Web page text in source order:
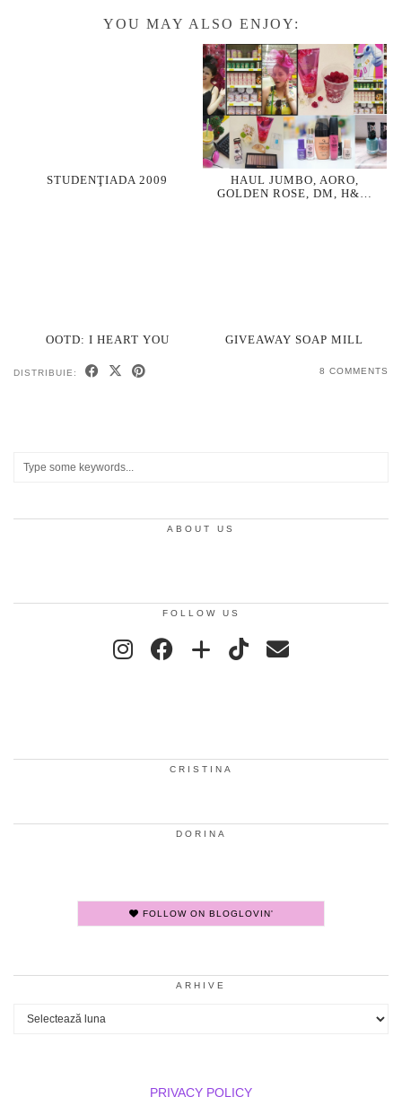
YOU MAY ALSO ENJOY:
STUDENŢIADA 2009
HAUL JUMBO, AORO,
GOLDEN ROSE, DM, H&…
OOTD: I HEART YOU GIVEAWAY SOAP MILL
DISTRIBUIE: 8 COMMENTS
ABOUT US
FOLLOW US
CRISTINA
DORINA
FOLLOW ON BLOGLOVIN'
ARHIVE
Arhive
PRIVACY POLICY